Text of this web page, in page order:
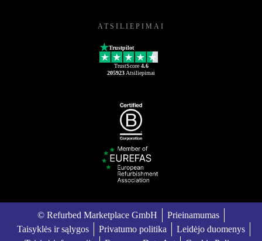
ATSILIEPIMAI
Trustpilot
TrustScore 4.6
205923 Atsiliepimai
© Refurbed Marketplace GmbH
Prieinamumas
Taisyklės ir sąlygos
Privatumo politika
Leidėjo duomenys